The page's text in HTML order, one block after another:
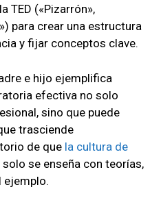
TED («Pizarrón»,
para crear una estructura
y fijar conceptos clave.
e hijo ejemplifica
efectiva no solo
sino que puede
trasciende
de que la cultura de
solo se enseña con teorías,
ejemplo.